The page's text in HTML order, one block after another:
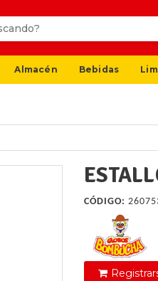
Almacén Bebidas
CÓDIGO: